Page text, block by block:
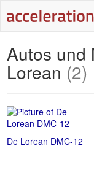
Autos und
Lorean (2)
De Lorean DMC-12